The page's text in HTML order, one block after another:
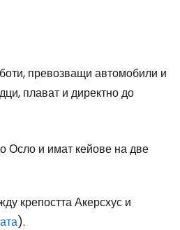
превозващи автомобили и
плават и директно до
Осло и имат кейове на две
крепостта Акерсхус и
).